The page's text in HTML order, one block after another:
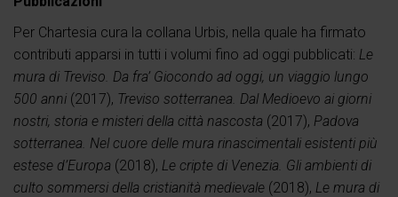
Per Chartesia cura la collana Urbis, nella quale ha firmato
contributi apparsi in tutti i volumi fino ad oggi pubblicati: Le
mura di Treviso. Da fra’ Giocondo ad oggi, un viaggio lungo
500 anni (2017), Treviso sotterranea. Dal Medioevo ai giorni
nostri, storia e misteri della città nascosta (2017), Padova
sotterranea. Nel cuore delle mura rinascimentali esistenti più
estese d’Europa (2018), Le cripte di Venezia. Gli ambienti di
culto sommersi della cristianità medievale (2018), Le mura di